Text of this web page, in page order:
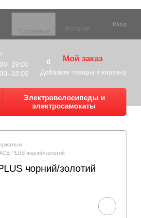
Сравнение
Желания
Вход
0 Мой заказ
Добавьте товары в корзину
Электровелосипеды и
электросамокаты
PLUS чорний/золотий
чорний/золотий